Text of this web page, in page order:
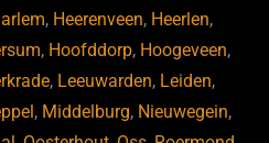
, Heerenveen, Heerlen,
, Hoofddorp, Hoogeveen,
, Leeuwarden, Leiden,
, Middelburg, Nieuwegein,